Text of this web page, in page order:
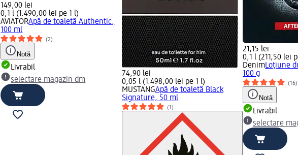
149,00 lei
0,1 l (1.490,00 lei pe 1 l)
AVIATORApă de toaletă Authentic,
100 ml
(2)
Notă
Livrabil
selectare magazin dm
74,90 lei
0,05 l (1.498,00 lei pe 1 l)
MUSTANGApă de toaletă Black
Signature, 50 ml
(1)
21,15 lei
0,1 l (211,50 lei
DenimLoțiune
100 g
(16)
Notă
Livrabil
selectare